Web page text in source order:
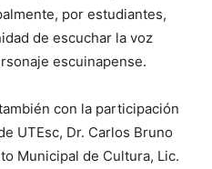
por estudiantes,
de escuchar la voz
escuinapense.
con la participación
UTEsc, Dr. Carlos Bruno
Municipal de Cultura, Lic.